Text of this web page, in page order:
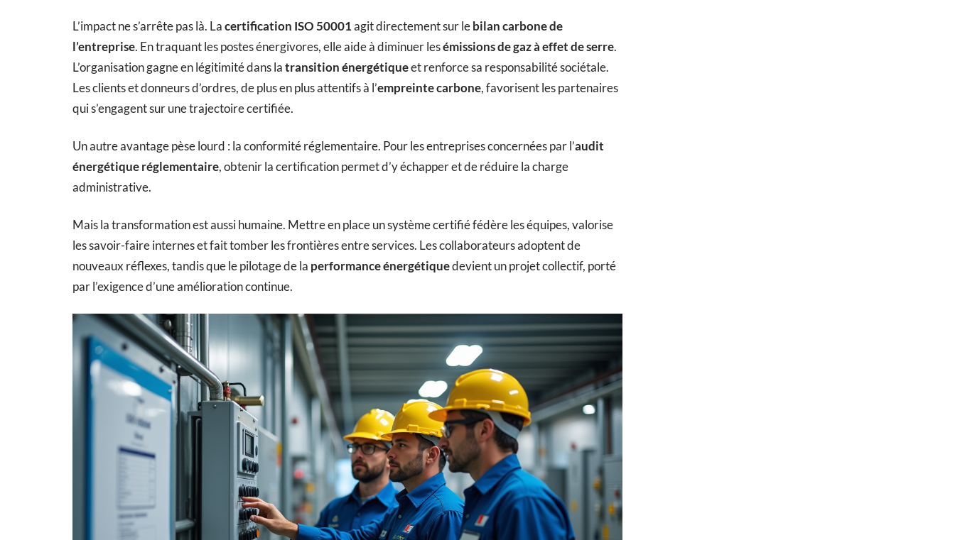
L’impact ne s’arrête pas là. Lacertification ISO 50001agit directement sur lebilan carbone de
l’entreprise. En traquant les postes énergivores, elle aide à diminuer lesémissions de gaz à effet de serre.
L’organisation gagne en légitimité dans latransition énergétiqueet renforce sa responsabilité sociétale.
Les clients et donneurs d’ordres, de plus en plus attentifs à l’empreinte carbone, favorisent les partenaires
qui s’engagent sur une trajectoire certifiée.
Un autre avantage pèse lourd : la conformité réglementaire. Pour les entreprises concernées par l’audit
énergétique réglementaire, obtenir la certification permet d’y échapper et de réduire la charge
administrative.
Mais la transformation est aussi humaine. Mettre en place un système certifié fédère les équipes, valorise
les savoir-faire internes et fait tomber les frontières entre services. Les collaborateurs adoptent de
nouveaux réflexes, tandis que le pilotage de la performance énergétiquedevient un projet collectif, porté
par l’exigence d’une amélioration continue.